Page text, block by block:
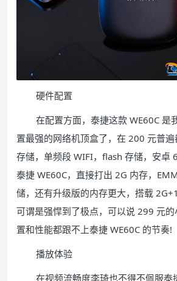
硬件配置
在配置方面，泰捷这款 WE60C 是
置最强的网络机顶盒了，在 200 元普
存储，单频段 WIFI，flash 存储，安卓
泰捷 WE60C，直接打出 2G 内存，
储，还有升级版的内存更大，搭载
可谓是强悍到了极点，可以说 299 元
置和性能都跟不上泰捷 WE60C 的节奏!
播放体验
在视频流畅度李琦也不得不佩服泰